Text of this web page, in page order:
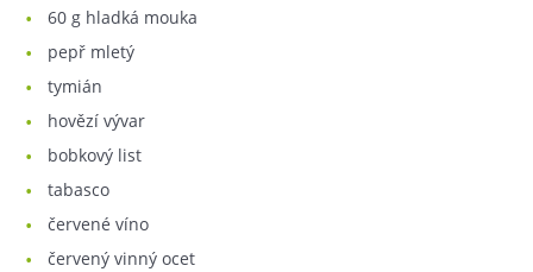
60 g hladká mouka
pepř mletý
tymián
hovězí vývar
bobkový list
tabasco
červené víno
červený vinný ocet